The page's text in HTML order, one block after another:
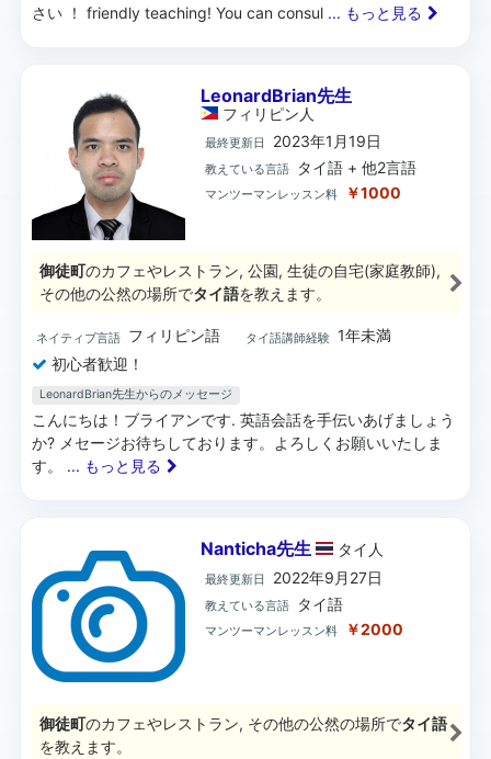
さい ！ friendly teaching! You can consul ... もっと見る
LeonardBrian先生
フィリピン 人
最終更新日 2023年1月19日
教えている言語 タイ語 + 他2言語
マンツーマンレッスン料 ￥1000
御徒町のカフェやレストラン, 公園, 生徒の自宅(家庭教師),
その他の公然の場所でタイ語を教えます。
ネイティブ言語 フィリピン語 タイ語講師経験 1年未満
初心者歓迎！
LeonardBrian先生からのメッセージ
こんにちは！ブライアンです. 英語会話を手伝いあげましょう
か? メセージお待ちしております。よろしくお願いいたしま
す。 ... もっと見る
Nanticha先生 タイ 人
最終更新日 2022年9月27日
教えている言語 タイ語
マンツーマンレッスン料 ￥2000
御徒町のカフェやレストラン, その他の公然の場所でタイ語
を教えます。